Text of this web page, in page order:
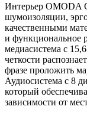
Интерьер OMODA
шумоизоляции,
качественными
и функциональное
медиасистема с
четкости
фразе проложить
Аудиосистема с 8
который
зависимости от